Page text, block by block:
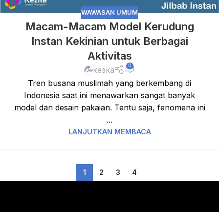
WAWASAN UMUM
Macam-Macam Model Kerudung
Instan Kekinian untuk Berbagai
Aktivitas
кезка 0
Tren busana muslimah yang berkembang di
Indonesia saat ini menawarkan sangat banyak
model dan desain pakaian. Tentu saja, fenomena ini
...
LANJUTKAN MEMBACA
1 2 3 4